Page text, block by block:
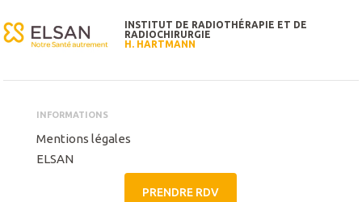
INSTITUT DE RADIOTHÉRAPIE ET DE
RADIOCHIRURGIE
H. HARTMANN
INFORMATIONS
Mentions légales
ELSAN
PRENDRE RDV